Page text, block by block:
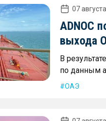
07
ADNOC
выхода
В
по данным
ОАЭ